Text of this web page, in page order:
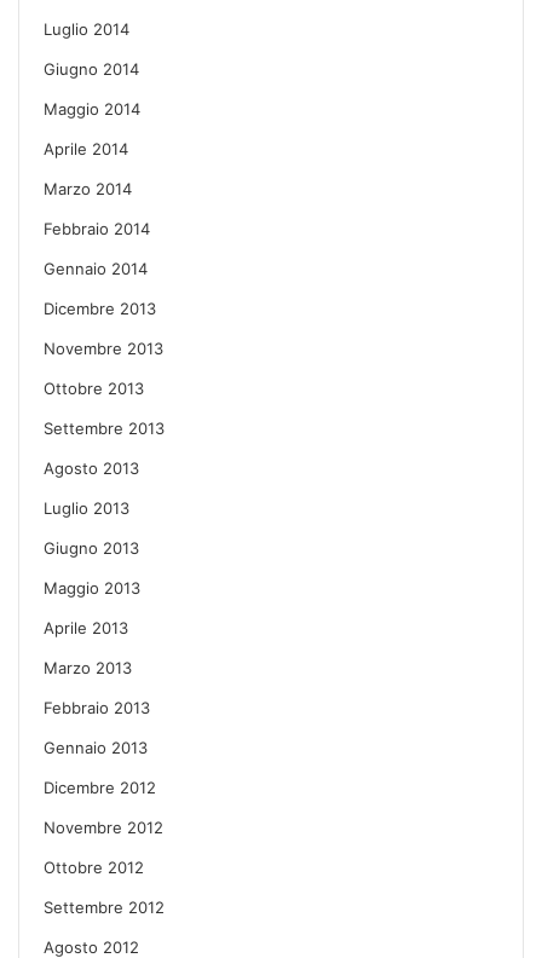
Luglio 2014
Giugno 2014
Maggio 2014
Aprile 2014
Marzo 2014
Febbraio 2014
Gennaio 2014
Dicembre 2013
Novembre 2013
Ottobre 2013
Settembre 2013
Agosto 2013
Luglio 2013
Giugno 2013
Maggio 2013
Aprile 2013
Marzo 2013
Febbraio 2013
Gennaio 2013
Dicembre 2012
Novembre 2012
Ottobre 2012
Settembre 2012
Agosto 2012